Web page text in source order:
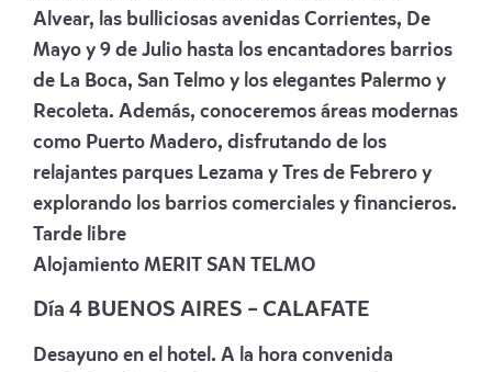
Alvear, las bulliciosas avenidas Corrientes, De
Mayo y 9 de Julio hasta los encantadores barrios
de La Boca, San Telmo y los elegantes Palermo y
Recoleta. Además, conoceremos áreas modernas
como Puerto Madero, disfrutando de los
relajantes parques Lezama y Tres de Febrero y
explorando los barrios comerciales y financieros.
Tarde libre
Alojamiento MERIT SAN TELMO
Día 4 BUENOS AIRES – CALAFATE
Desayuno en el hotel. A la hora convenida